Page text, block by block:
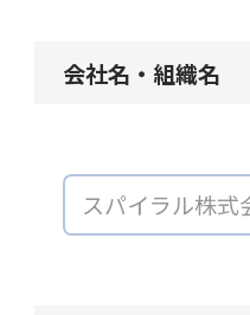
会社名・組織名